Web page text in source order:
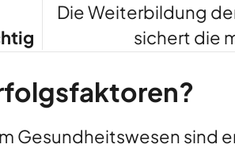
Die Weiterbildung
sichert die
Gesundheitswesen sind